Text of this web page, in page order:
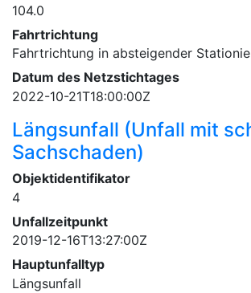
104.0
Fahrtrichtung
Fahrtrichtung in absteigender
Datum des Netzstichtages
2022-10-21T18:00:00Z
Längsunfall (Unfall mit
Sachschaden)
Objektidentifikator
4
Unfallzeitpunkt
2019-12-16T13:27:00Z
Hauptunfalltyp
Längsunfall